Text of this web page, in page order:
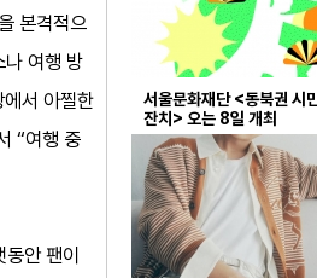
본격적으
나 여행 방
서 아찔한
“여행 중
동안 팬이
서울문화재단 <동북권 시
잔치> 오는 8일 개최